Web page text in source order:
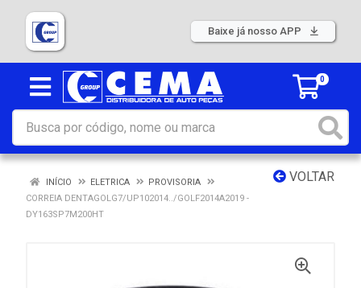
Baixe já nosso APP
0
VOLTAR
INÍCIO ELETRICA
PROVISORIA
CORREIA DENTAGOLG7/UP102014../GOLF2014A2019 -
DY163SP7M200HT